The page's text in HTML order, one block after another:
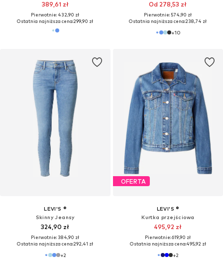
389,61 zł
Pierwotnie: 432,90 zł
Ostatnia najniższa cena:299,90 zł
Od 278,53 zł
Pierwotnie: 574,90 zł
Ostatnia najniższa cena:238,74 zł
+10
LEVI'S ®
Skinny Jeansy
324,90 zł
Pierwotnie: 384,90 zł
Ostatnia najniższa cena:292,41 zł
+2
OFERTA
LEVI'S ®
Kurtka przejściowa
495,92 zł
Pierwotnie: 619,90 zł
Ostatnia najniższa cena:495,92 zł
+2